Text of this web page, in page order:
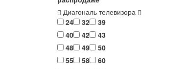
Диагональ телевизора
24
32
39
40
42
43
48
49
50
55
58
60